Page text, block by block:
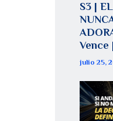
S3 |
Vence
julio 25,